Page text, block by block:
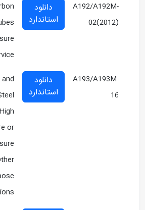
A192/A192M-
02(2012)
دانلود
استاندارد
A193/A193M-
16
دانلود
استاندارد
or